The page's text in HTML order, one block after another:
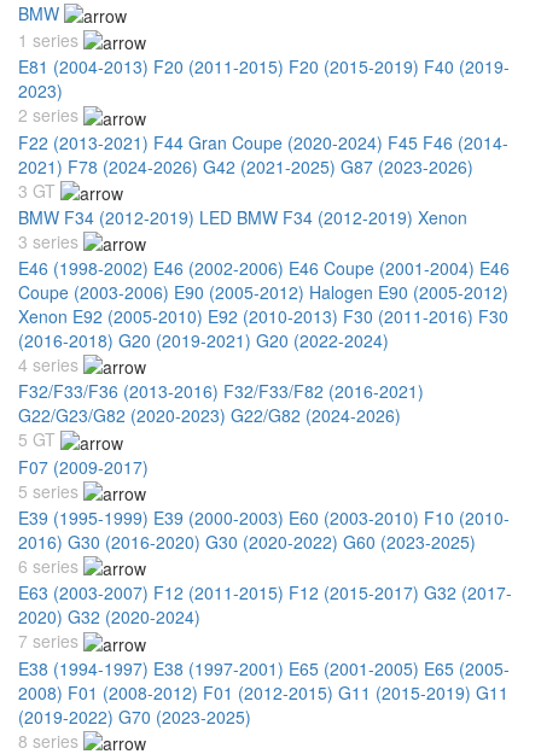
BMW
1 series
E81 (2004-2013) F20 (2011-2015) F20 (2015-2019) F40 (2019-
2023)
2 series
F22 (2013-2021) F44 Gran Coupe (2020-2024) F45 F46 (2014-
2021) F78 (2024-2026) G42 (2021-2025) G87 (2023-2026)
3 GT
BMW F34 (2012-2019) LED BMW F34 (2012-2019) Xenon
3 series
E46 (1998-2002) E46 (2002-2006) E46 Coupe (2001-2004) E46
Coupe (2003-2006) E90 (2005-2012) Halogen E90 (2005-2012)
Xenon E92 (2005-2010) E92 (2010-2013) F30 (2011-2016) F30
(2016-2018) G20 (2019-2021) G20 (2022-2024)
4 series
F32/F33/F36 (2013-2016) F32/F33/F82 (2016-2021)
G22/G23/G82 (2020-2023) G22/G82 (2024-2026)
5 GT
F07 (2009-2017)
5 series
E39 (1995-1999) E39 (2000-2003) E60 (2003-2010) F10 (2010-
2016) G30 (2016-2020) G30 (2020-2022) G60 (2023-2025)
6 series
E63 (2003-2007) F12 (2011-2015) F12 (2015-2017) G32 (2017-
2020) G32 (2020-2024)
7 series
E38 (1994-1997) E38 (1997-2001) E65 (2001-2005) E65 (2005-
2008) F01 (2008-2012) F01 (2012-2015) G11 (2015-2019) G11
(2019-2022) G70 (2023-2025)
8 series